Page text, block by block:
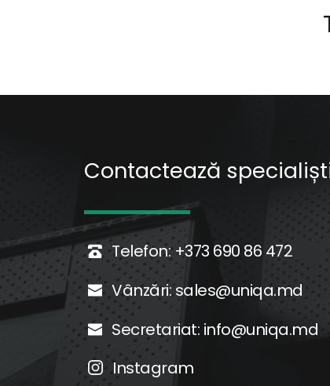
Contactează
Telefon: +373 690 86 472
Vânzări: sales@uniqa.md
Secretariat: info@uniqa.md
Instagram